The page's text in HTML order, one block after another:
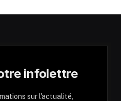
infolettre
sur l'actualité,